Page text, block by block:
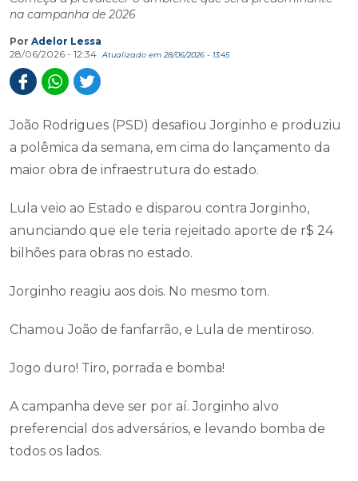
na campanha de 2026
Por Adelor Lessa
28/06/2026 - 12:34
Atualizado em 28/06/2026 - 13:45
João Rodrigues (PSD) desafiou Jorginho e produziu
a polêmica da semana, em cima do lançamento da
maior obra de infraestrutura do estado.
Lula veio ao Estado e disparou contra Jorginho,
anunciando que ele teria rejeitado aporte de r$ 24
bilhões para obras no estado.
Jorginho reagiu aos dois. No mesmo tom.
Chamou João de fanfarrão, e Lula de mentiroso.
Jogo duro! Tiro, porrada e bomba!
A campanha deve ser por aí. Jorginho alvo
preferencial dos adversários, e levando bomba de
todos os lados.